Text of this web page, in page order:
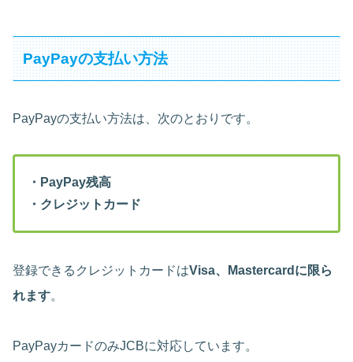
PayPayの支払い方法
PayPayの支払い方法は、次のとおりです。
・PayPay残高
・クレジットカード
登録できるクレジットカードはVisa、Mastercardに限ら
れます。
PayPayカードのみJCBに対応しています。